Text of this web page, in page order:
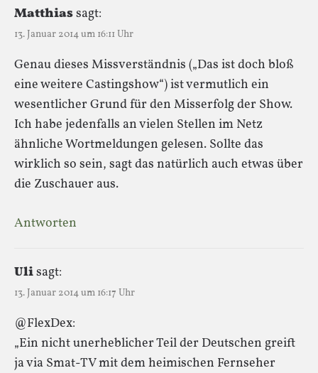
Matthiassagt:
13. Januar 2014 um 16:11 Uhr
Genau dieses Missverständnis („Das ist doch bloß
eine weitere Castingshow“) ist vermutlich ein
wesentlicher Grund für den Misserfolg der Show.
Ich habe jedenfalls an vielen Stellen im Netz
ähnliche Wortmeldungen gelesen. Sollte das
wirklich so sein, sagt das natürlich auch etwas über
die Zuschauer aus.
Antworten
Ulisagt:
13. Januar 2014 um 16:17 Uhr
@FlexDex:
„Ein nicht unerheblicher Teil der Deutschen greift
ja via Smat-TV mit dem heimischen Fernseher